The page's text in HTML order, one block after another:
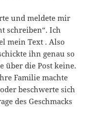
und meldete mir
schreiben“. Ich
mein Text . Also
ihn genau so
über die Post keine.
Familie machte
beschwerte sich
des Geschmacks